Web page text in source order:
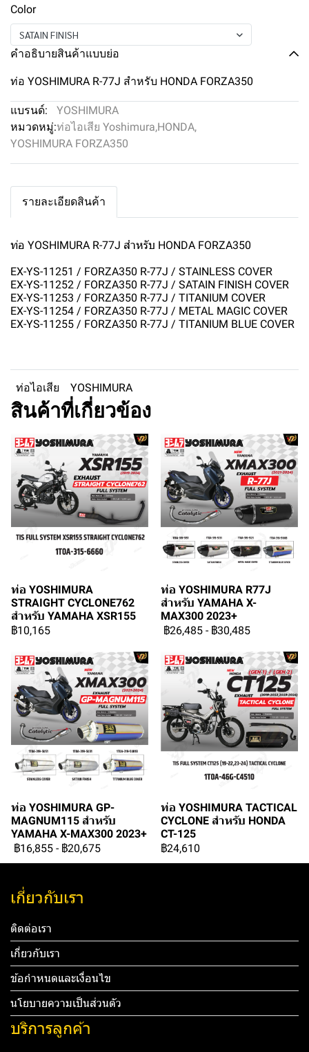
Color
SATAIN FINISH
คำอธิบายสินค้าแบบย่อ
ท่อ YOSHIMURA R-77J สำหรับ HONDA FORZA350
แบรนด์:
YOSHIMURA
หมวดหมู่:ท่อไอเสีย Yoshimura,HONDA,
YOSHIMURA FORZA350
รายละเอียดสินค้า
ท่อ YOSHIMURA R-77J สำหรับ HONDA FORZA350
EX-YS-11251 / FORZA350 R-77J / STAINLESS COVER
EX-YS-11252 / FORZA350 R-77J / SATAIN FINISH COVER
EX-YS-11253 / FORZA350 R-77J / TITANIUM COVER
EX-YS-11254 / FORZA350 R-77J / METAL MAGIC COVER
EX-YS-11255 / FORZA350 R-77J / TITANIUM BLUE COVER
ท่อไอเสีย YOSHIMURA
สินค้าที่เกี่ยวข้อง
ท่อ YOSHIMURA
STRAIGHT CYCLONE762
สำหรับ YAMAHA XSR155
฿10,165
ท่อ YOSHIMURA R77J
สำหรับ YAMAHA X-
MAX300 2023+
฿26,485 - ฿30,485
ท่อ YOSHIMURA GP-
MAGNUM115 สำหรับ
YAMAHA X-MAX300 2023+
฿16,855 - ฿20,675
ท่อ YOSHIMURA TACTICAL
CYCLONE สำหรับ HONDA
CT-125
฿24,610
เกี่ยวกับเรา
ติดต่อเรา
เกี่ยวกับเรา
ข้อกำหนดและเงื่อนไข
นโยบายความเป็นส่วนตัว
บริการลูกค้า